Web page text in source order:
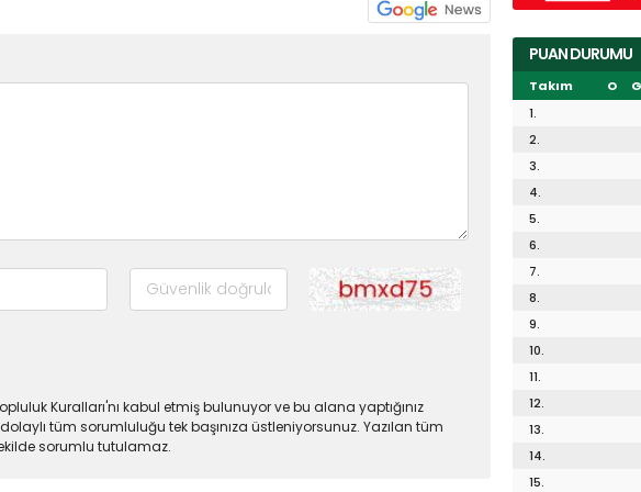
Kuralları'nı kabul etmiş bulunuyor ve bu alana yaptığınız
tüm sorumluluğu tek başınıza üstleniyorsunuz. Yazılan tüm
sorumlu tutulamaz.
PUAN DURUMU
Takım O G
1.
2.
3.
4.
5.
6.
7.
8.
9.
10.
11.
12.
13.
14.
15.